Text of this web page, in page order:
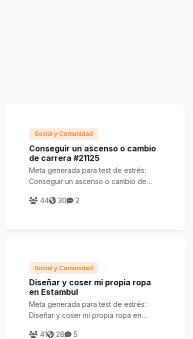
Social y Comunidad
Conseguir un ascenso o cambio
de carrera #21125
Meta generada para test de estrés:
Conseguir un ascenso o cambio de
44
30 2
Social y Comunidad
Diseñar y coser mi propia ropa
en Estambul
Meta generada para test de estrés:
Diseñar y coser mi propia ropa en
41
28 5